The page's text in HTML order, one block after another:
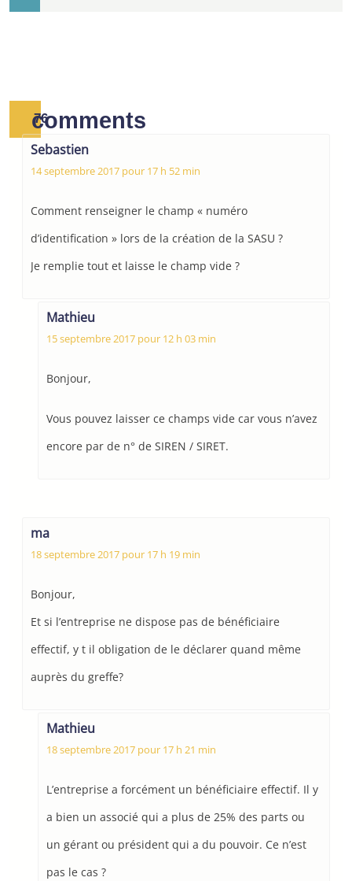
76
comments
Sebastien
14 septembre 2017 pour 17 h 52 min
Comment renseigner le champ « numéro
d’identification » lors de la création de la SASU ?
Je remplie tout et laisse le champ vide ?
Mathieu
15 septembre 2017 pour 12 h 03 min
Bonjour,
Vous pouvez laisser ce champs vide car vous n’avez
encore par de n° de SIREN / SIRET.
ma
18 septembre 2017 pour 17 h 19 min
Bonjour,
Et si l’entreprise ne dispose pas de bénéficiaire
effectif, y t il obligation de le déclarer quand même
auprès du greffe?
Mathieu
18 septembre 2017 pour 17 h 21 min
L’entreprise a forcément un bénéficiaire effectif. Il y
a bien un associé qui a plus de 25% des parts ou
un gérant ou président qui a du pouvoir. Ce n’est
pas le cas ?